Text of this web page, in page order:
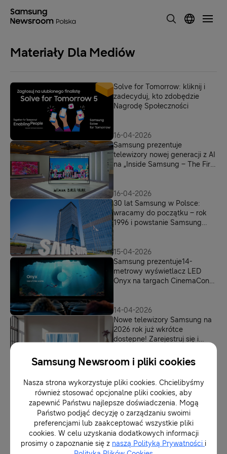
Materiały Dla Mediów
Solve for Tomorrow: kliknij i
zadecyduj, kto zdobędzie
Nagrodę Społeczności
16-04-2026
Samsung prezentuje
telewizory nowej generacji z AI
na „Inside Samsung – The First
16-04-2026
30 lat Samsung w Polsce:
wracamy do początku – rok
1996 i powstanie Samsung
15-04-2026
Samsung prezentuje14-
metrowy wyświetlacz LED
Onyx na targach CinemaCon
14-04-2026
Nowe telewizory Samsung na
2026 rok już wkrótce
dostępne! Zarejestruj się i
13-04-2026
Polacy podbijają Death Valley
z Galaxy Watch Ultra na
nadgarstku
13-04-2026
Galaxy A57 5G i A37 5G:
smartfony na lata już dostępne
Samsung Newsroom i pliki cookies
Nasza strona wykorzystuje pliki cookies. Chcielibyśmy
również stosować opcjonalne pliki cookies, aby
zapewnić Państwu najlepsze doświadczenia. Mogą
Państwo podjąć decyzję o zarządzaniu swoimi
preferencjami lub zaakceptować wszystkie pliki
cookies. W celu uzyskania dodatkowych informacji
prosimy o zapoznanie się z naszą Polityką Prywatności i